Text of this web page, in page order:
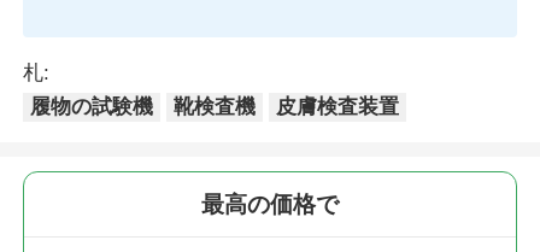
札:
履物の試験機
靴検査機 皮膚検査装置
最高の価格で